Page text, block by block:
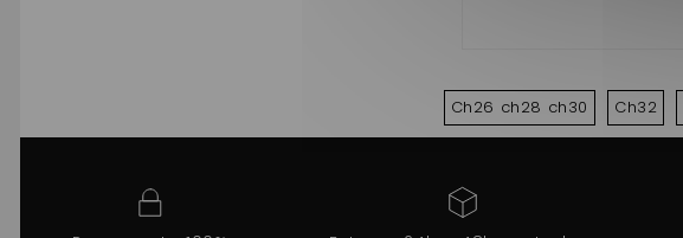
Ch26 ch28 ch30 Ch32